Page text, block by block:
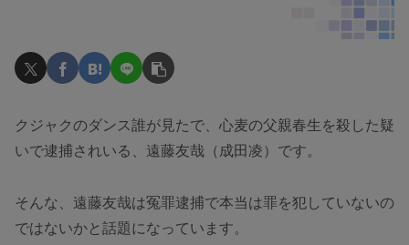
クジャクのダンス誰が見たで、心麦の父親春生を殺した疑
いで逮捕されいる、遠藤友哉（成田凌）です。
そんな、遠藤友哉は冤罪逮捕で本当は罪を犯していないの
ではないかと話題になっています。